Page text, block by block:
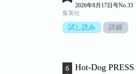
2026年8月17日号No.33
集英社
試し読み 詳細
Hot-Dog PRESS